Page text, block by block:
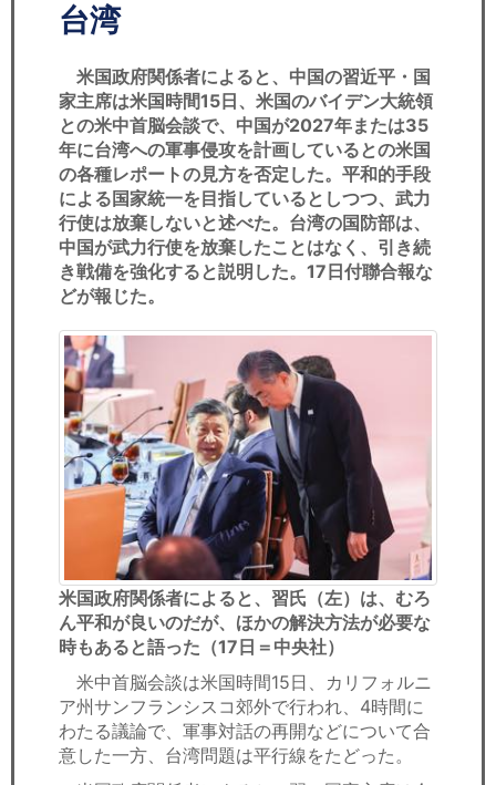
経済ニュース
労務顧問
ＩＴ
飲食店情報
台湾
米国政府関係者によると、中国の習近平・国
家主席は米国時間15日、米国のバイデン大統領
との米中首脳会談で、中国が2027年または35
年に台湾への軍事侵攻を計画しているとの米国
の各種レポートの見方を否定した。平和的手段
による国家統一を目指しているとしつつ、武力
行使は放棄しないと述べた。台湾の国防部は、
中国が武力行使を放棄したことはなく、引き続
き戦備を強化すると説明した。17日付聯合報な
どが報じた。
米国政府関係者によると、習氏（左）は、むろ
ん平和が良いのだが、ほかの解決方法が必要な
時もあると語った（17日＝中央社）
米中首脳会談は米国時間15日、カリフォルニ
ア州サンフランシスコ郊外で行われ、4時間に
わたる議論で、軍事対話の再開などについて合
意した一方、台湾問題は平行線をたどった。